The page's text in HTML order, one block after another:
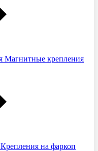
Магнитные крепления
Крепления на фаркоп